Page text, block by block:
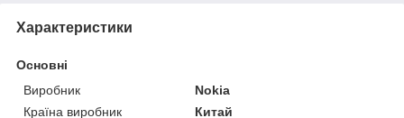
Характеристики
Основні
Виробник
Nokia
Країна виробник
Китай